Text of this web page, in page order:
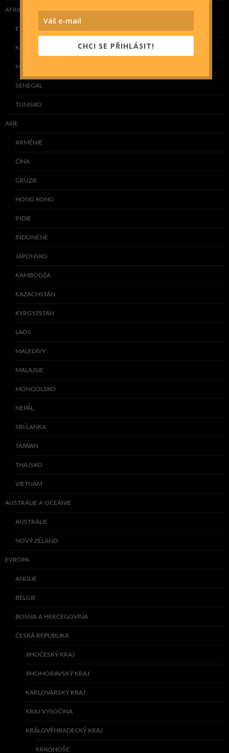
AFRIKA
ETIOPIE
KAPVERDY
MAROKO
SENEGAL
TUNISKO
ASIE
ARMÉNIE
ČÍNA
GRUZIE
HONG KONG
INDIE
INDONÉSIE
JAPONSKO
KAMBODŽA
KAZACHSTÁN
KYRGYZSTÁN
LAOS
MALEDIVY
MALAJSIE
MONGOLSKO
NEPÁL
SRÍ LANKA
TAIWAN
THAJSKO
VIETNAM
AUSTRÁLIE A OCEÁNIE
AUSTRÁLIE
NOVÝ ZÉLAND
EVROPA
ANGLIE
BELGIE
BOSNA A HERCEGOVINA
ČESKÁ REPUBLIKA
JIHOČESKÝ KRAJ
JIHOMORAVSKÝ KRAJ
KARLOVARSKÝ KRAJ
KRAJ VYSOČINA
KRÁLOVÉHRADECKÝ KRAJ
KRKONOŠE
CHCI SE PŘIHLÁSIT!